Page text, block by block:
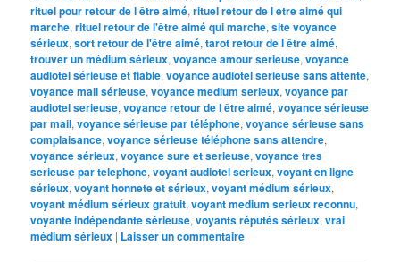
rituel pour retour de l être aimé,rituel retour de l etre aimé qui
marche,rituel retour de l'être aimé qui marche,site voyance
sérieux,sort retour de l'être aimé,tarot retour de l être aimé,
trouver un médium sérieux,voyance amour serieuse,voyance
audiotel sérieuse et fiable,voyance audiotel serieuse sans attente,
voyance mail sérieuse,voyance medium serieux,voyance par
audiotel serieuse,voyance retour de l être aimé,voyance sérieuse
par mail,voyance sérieuse par téléphone,voyance sérieuse sans
complaisance,voyance sérieuse téléphone sans attendre,
voyance sérieux,voyance sure et serieuse,voyance tres
serieuse par telephone,voyant audiotel serieux,voyant en ligne
sérieux,voyant honnete et sérieux,voyant médium sérieux,
voyant médium sérieux gratuit,voyant medium serieux reconnu,
voyante indépendante sérieuse,voyants réputés sérieux,vrai
médium sérieux | Laisser un commentaire